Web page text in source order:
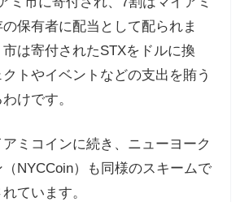
保有者に配当として配られま
は寄付されたSTXをドルに換
トやイベントなどの支出を賄う
けです。
ミコインに続き、ニューヨーク
NYCCoin）も同様のスキームで
ています。